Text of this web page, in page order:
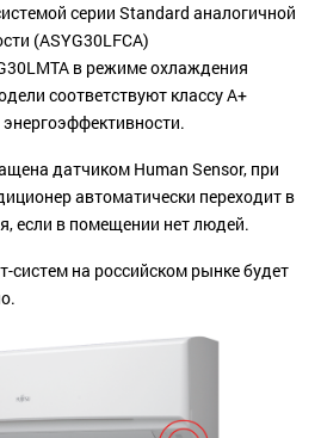
серии Standard аналогичной
(ASYG30LFCA)
в режиме охлаждения
соответствуют классу А+
датчиком Human Sensor, при
автоматически переходит в
если в помещении нет людей.
систем на российском рынке будет